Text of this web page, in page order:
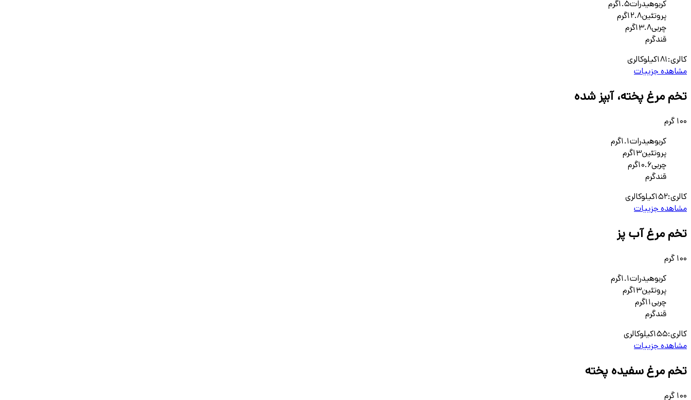
کربوهیدرات1.5گرم
پروتئین12.8گرم
چربی13.8گرم
قندگرم
کالری:181کیلوکالری
مشاهده جزییات
تخم مرغ پخته، آبپز شده
100 گرم
کربوهیدرات1.1گرم
پروتئین13گرم
چربی10.6گرم
قندگرم
کالری:152کیلوکالری
مشاهده جزییات
تخم مرغ آب پز
100 گرم
کربوهیدرات1.1گرم
پروتئین13گرم
چربی11گرم
قندگرم
کالری:155کیلوکالری
مشاهده جزییات
تخم مرغ سفیده پخته
100 گرم